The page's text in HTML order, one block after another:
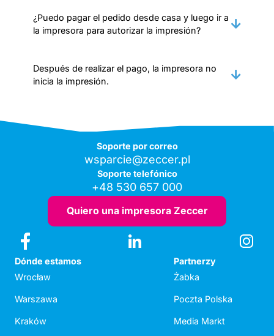
¿Puedo pagar el pedido desde casa y luego ir a
la impresora para autorizar la impresión?
Después de realizar el pago, la impresora no
inicia la impresión.
Soporte por correo
wsparcie@zeccer.pl
Soporte telefónico
+48 530 657 000
Quiero una impresora Zeccer
Dónde estamos
Wrocław
Warszawa
Kraków
Partnerzy
Żabka
Poczta Polska
Media Markt